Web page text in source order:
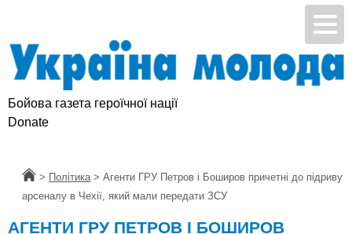
Бойова газета героїчної нації
Donate
Головна
> Політика > Агенти ГРУ Петров і Боширов причетні до підриву
арсеналу в Чехії, який мали передати ЗСУ
АГЕНТИ ГРУ ПЕТРОВ І БОШИРОВ